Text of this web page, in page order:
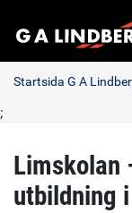
Startsida G A
;
Limskolan
utbildning